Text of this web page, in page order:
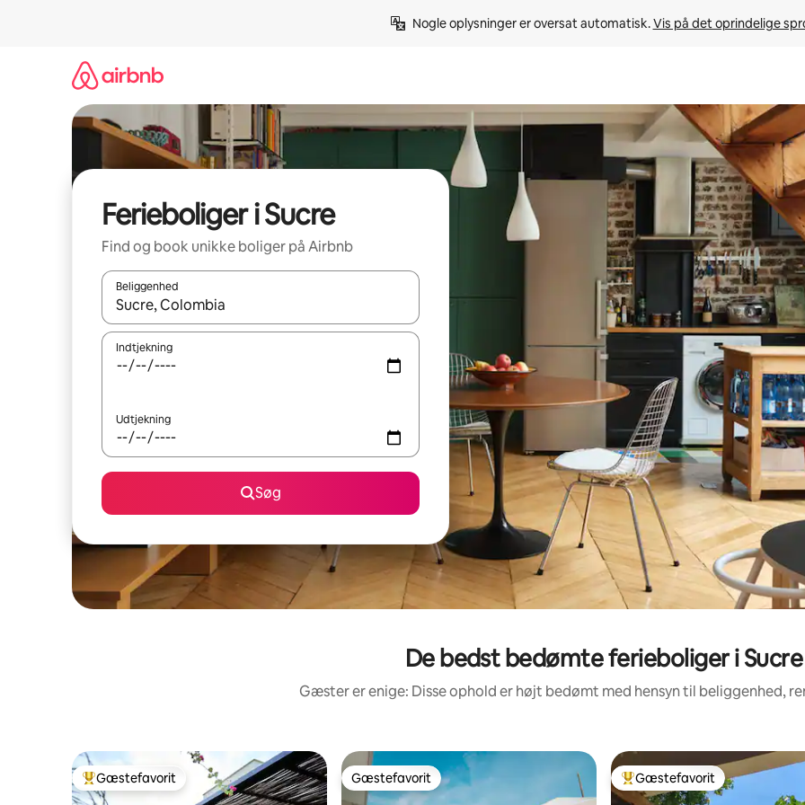
Nogle oplysninger er oversat automatisk. Vis på det oprindelige
Ferieboliger i Sucre
Find og book unikke boliger på Airbnb
Beliggenhed
Når resultaterne er tilgængelige, skal du navigere med piletasterne op og ned eller se mere ved at trykke eller stryge.
Indtjekning
Udtjekning
Søg
De bedst bedømte ferieboliger i Sucre
Gæster er enige: Disse ophold er højt bedømt med hensyn til beliggenhed,
Bedste gæstefavorit
Gæstefavorit Gæstefavorit
Gæstefavorit Bedste gæstefavorit
Gæstefavorit